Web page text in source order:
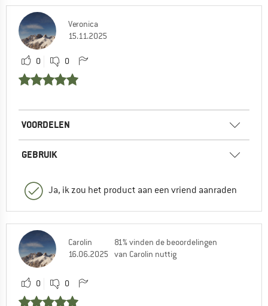
Veronica
15.11.2025
0 0
VOORDELEN
GEBRUIK
Ja, ik zou het product aan een vriend aanraden
Carolin
16.06.2025
81% vinden de beoordelingen
van Carolin nuttig
0 0